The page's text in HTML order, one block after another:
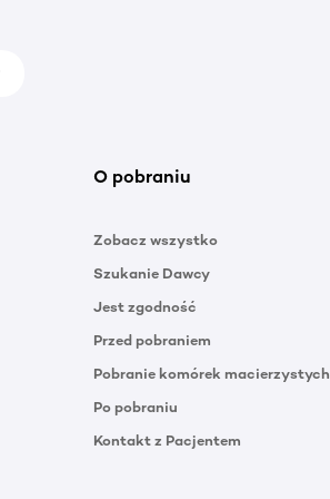
O pobraniu
Zobacz wszystko
Szukanie Dawcy
Jest zgodność
Przed pobraniem
Pobranie komórek macierzystych
Po pobraniu
Kontakt z Pacjentem